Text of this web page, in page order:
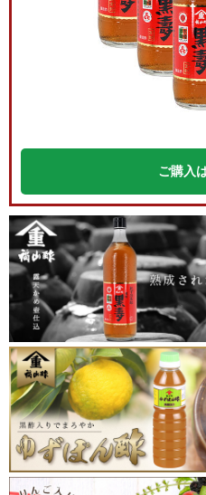
ご購入